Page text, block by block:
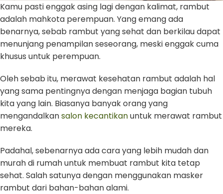
Kamu pasti enggak asing lagi dengan kalimat, rambut
adalah mahkota perempuan. Yang emang ada
benarnya, sebab rambut yang sehat dan berkilau dapat
menunjang penampilan seseorang, meski enggak cuma
khusus untuk perempuan.
Oleh sebab itu, merawat kesehatan rambut adalah hal
yang sama pentingnya dengan menjaga bagian tubuh
kita yang lain. Biasanya banyak orang yang
mengandalkansalon kecantikanuntuk merawat rambut
mereka.
Padahal, sebenarnya ada cara yang lebih mudah dan
murah di rumah untuk membuat rambut kita tetap
sehat. Salah satunya dengan menggunakan masker
rambut dari bahan-bahan alami.